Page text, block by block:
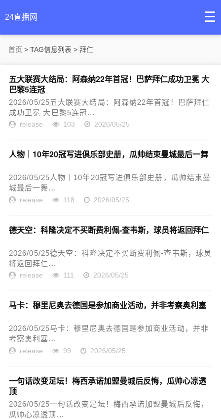
24直播网 ☰
首页 > TAG信息列表 > 拜仁
五大联赛大结局：阿森纳22年首冠！巴萨拜仁成功卫冕 大
巴黎5连冠
2026/05/25五大联赛大结局：阿森纳22年首冠！巴萨拜仁
成功卫冕 大巴黎5连冠...
release 103 2026/05/25
人物｜10年20冠写进俱乐部史册，瓜帅结束曼城最后一舞
2026/05/25人物｜10年20冠写进俱乐部史册，瓜帅结束曼
城最后一舞...
release 118 2026/05/25
德天空：科隆决定不买断费利佩-查韦斯，球员将返回拜仁
2026/05/25德天空：科隆决定不买断费利佩-查韦斯，球员
将返回拜仁...
release 111 2026/05/25
马卡：穆里尼奥去德国是参加商业活动，并非考察奥利塞
2026/05/25马卡：穆里尼奥去德国是参加商业活动，并非
考察奥利塞...
release 99 2026/05/25
一句话改变足坛！梅西承诺加盟曼城后反悔，瓜帅心凉透
顶
2026/05/25一句话改变足坛！梅西承诺加盟曼城后反悔，
瓜帅心凉透顶...